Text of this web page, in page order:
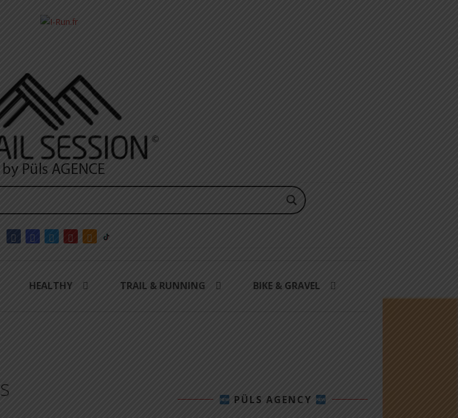
HEALTHY TRAIL & RUNNING BIKE & GRAVEL
PÜLS AGENCY